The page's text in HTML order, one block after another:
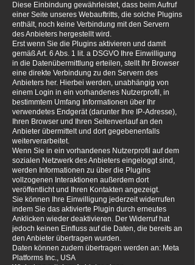
Diese Einbindung gewährleistet, dass beim Aufruf
einer Seite unseres Webauftritts, die solche Plugins
enthält, noch keine Verbindung mit den Servern
des Anbieters hergestellt wird.
Erst wenn Sie die Plugins aktivieren und damit
gemäß Art. 6 Abs. 1 lit. a DSGVO Ihre Einwilligung
in die Datenübermittlung erteilen, stellt Ihr Browser
eine direkte Verbindung zu den Servern des
Anbieters her. Hierbei werden, unabhängig von
einem Login in ein vorhandenes Nutzerprofil, in
bestimmtem Umfang Informationen über Ihr
verwendetes Endgerät (darunter Ihre IP-Adresse),
Ihren Browser und Ihren Seitenverlauf an den
Anbieter übermittelt und dort gegebenenfalls
weiterverarbeitet.
Wenn Sie in ein vorhandenes Nutzerprofil auf dem
sozialen Netzwerk des Anbieters eingeloggt sind,
werden Informationen zu über die Plugins
vollzogenen Interaktionen außerdem dort
veröffentlicht und Ihren Kontakten angezeigt.
Sie können Ihre Einwilligung jederzeit widerrufen
indem Sie das aktivierte Plugin durch erneutes
Anklicken wieder deaktivieren. Der Widerruf hat
jedoch keinen Einfluss auf die Daten, die bereits an
den Anbieter übertragen wurden.
Daten können zudem übertragen werden an: Meta
Platforms Inc., USA